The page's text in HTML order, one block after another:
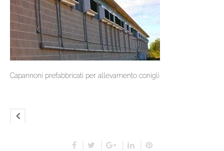
Capannoni prefabbricati per allevamento conigli